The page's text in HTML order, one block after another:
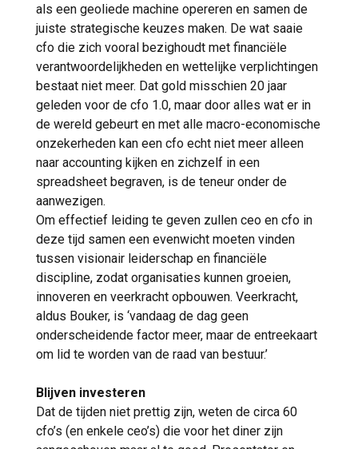
als een geoliede machine opereren en samen de
juiste strategische keuzes maken. De wat saaie
cfo die zich vooral bezighoudt met financiële
verantwoordelijkheden en wettelijke verplichtingen
bestaat niet meer. Dat gold misschien 20 jaar
geleden voor de cfo 1.0, maar door alles wat er in
de wereld gebeurt en met alle macro-economische
onzekerheden kan een cfo echt niet meer alleen
naar accounting kijken en zichzelf in een
spreadsheet begraven, is de teneur onder de
aanwezigen.
Om effectief leiding te geven zullen ceo en cfo in
deze tijd samen een evenwicht moeten vinden
tussen visionair leiderschap en financiële
discipline, zodat organisaties kunnen groeien,
innoveren en veerkracht opbouwen. Veerkracht,
aldus Bouker, is ‘vandaag de dag geen
onderscheidende factor meer, maar de entreekaart
om lid te worden van de raad van bestuur.’
Blijven investeren
Dat de tijden niet prettig zijn, weten de circa 60
cfo’s (en enkele ceo’s) die voor het diner zijn